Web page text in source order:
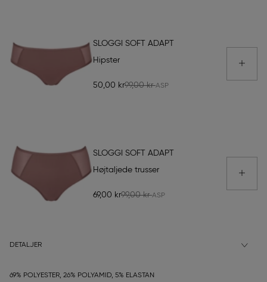
SLOGGI SOFT ADAPT
Hipster
50,00 kr99,00 kr
SLOGGI SOFT ADAPT
Højtaljede trusser
69,00 kr99,00 kr
DETALJER
69% POLYESTER, 26% POLYAMID, 5% ELASTAN